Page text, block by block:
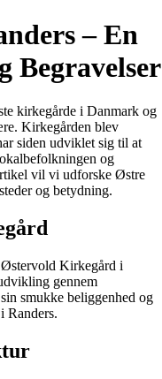
– En
Begravelser
kirkegårde i Danmark og
Kirkegården blev
siden udviklet sig til at
og
vil vi udforske Østre
og betydning.
Kirkegård i
gennem
smukke beliggenhed og
Randers.